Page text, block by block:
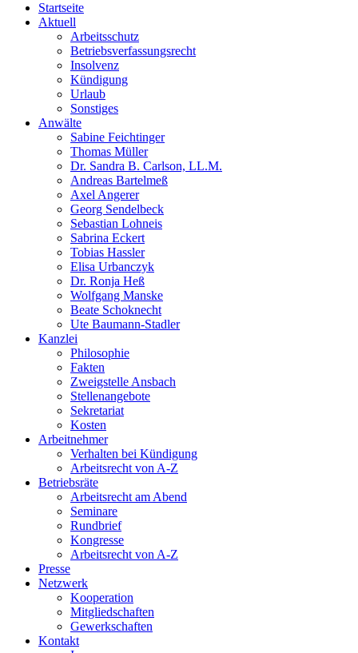
Startseite
Aktuell
Arbeitsschutz
Betriebsverfassungsrecht
Insolvenz
Kündigung
Urlaub
Sonstiges
Anwälte
Sabine Feichtinger
Thomas Müller
Dr. Sandra B. Carlson, LL.M.
Andreas Bartelmeß
Axel Angerer
Georg Sendelbeck
Sebastian Lohneis
Sabrina Eckert
Tobias Hassler
Elisa Urbanczyk
Dr. Ronja Heß
Wolfgang Manske
Beate Schoknecht
Ute Baumann-Stadler
Kanzlei
Philosophie
Fakten
Zweigstelle Ansbach
Stellenangebote
Sekretariat
Kosten
Arbeitnehmer
Verhalten bei Kündigung
Arbeitsrecht von A-Z
Betriebsräte
Arbeitsrecht am Abend
Seminare
Rundbrief
Kongresse
Arbeitsrecht von A-Z
Presse
Netzwerk
Kooperation
Mitgliedschaften
Gewerkschaften
Kontakt